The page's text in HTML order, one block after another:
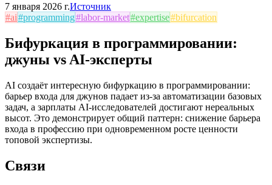
7 января 2026 г.Источник
#ai#programming#labor-market#expertise#bifurcation
Бифуркация в программировании:
джуны vs AI-эксперты
AI создаёт интересную бифуркацию в программировании:
барьер входа для джунов падает из-за автоматизации базовых
задач, а зарплаты AI-исследователей достигают нереальных
высот. Это демонстрирует общий паттерн: снижение барьера
входа в профессию при одновременном росте ценности
топовой экспертизы.
Связи